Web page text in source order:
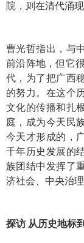
院，则在清代涌现
曹光哲指出，与
前沿阵地，但它
代，为了把广西
的努力。在这个
文化的传播和扎
庭，成为今天民
今天才形成的，
千年历史发展的
族团结中发挥了
济社会、中央治
探访 从历史地标